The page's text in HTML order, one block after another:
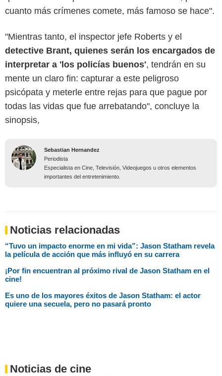
cuanto más crímenes comete, más famoso se hace".
"Mientras tanto, el inspector jefe Roberts y el
detective Brant, quienes serán los encargados de
interpretar a 'los policías buenos', tendrán en su
mente un claro fin: capturar a este peligroso
psicópata y meterle entre rejas para que pague por
todas las vidas que fue arrebatando", concluye la
sinopsis,
Sebastian Hernandez
Periodista
Especialista en Cine, Televisión, Videojuegos u otros elementos
importantes del entretenimiento.
Noticias relacionadas
“Tuvo un impacto enorme en mi vida”: Jason Statham revela
la película de acción que más influyó en su carrera
¡Por fin encuentran al próximo rival de Jason Statham en el
cine!
Es uno de los mayores éxitos de Jason Statham: el actor
quiere una secuela, pero no pasará pronto
Noticias de cine